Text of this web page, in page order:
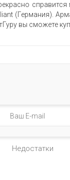
(Германия).
вы сможете